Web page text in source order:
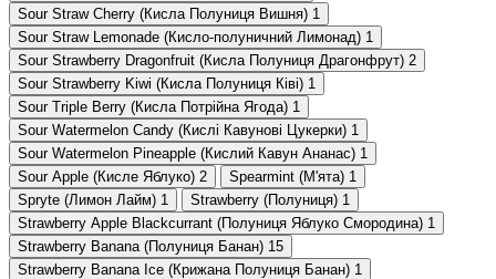
Sour Straw Cherry (Кисла Полуниця Вишня) 1
Sour Straw Lemonade (Кисло-полуничний Лимонад) 1
Sour Strawberry Dragonfruit (Кисла Полуниця Драгонфрут) 2
Sour Strawberry Kiwi (Кисла Полуниця Ківі) 1
Sour Triple Berry (Кисла Потрійна Ягода) 1
Sour Watermelon Candy (Кислі Кавунові Цукерки) 1
Sour Watermelon Pineapple (Кислий Кавун Ананас) 1
Sour Аpple (Кисле Яблуко) 2 Spearmint (М'ята) 1
Spryte (Лимон Лайм) 1 Strawberry (Полуниця) 1
Strawberry Apple Blackcurrant (Полуниця Яблуко Смородина) 1
Strawberry Banana (Полуниця Банан) 15
Strawberry Banana Ice (Крижана Полуниця Банан) 1